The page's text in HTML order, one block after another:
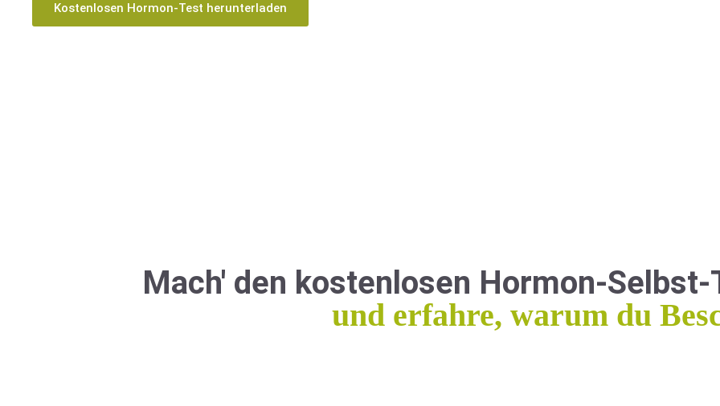
Kostenlosen Hormon-Test herunterladen
Mach' den kostenlosen Hormon-Selbst-
und erfahre, warum du